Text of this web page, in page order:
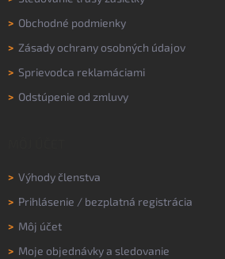
> Obchodné podmienky
> Zásady ochrany osobných údajov
> Sprievodca reklamáciami
> Odstúpenie od zmluvy
> Výhody členstva
> Prihlásenie / bezplatná registrácia
> Môj účet
> Moje objednávky a sledovanie